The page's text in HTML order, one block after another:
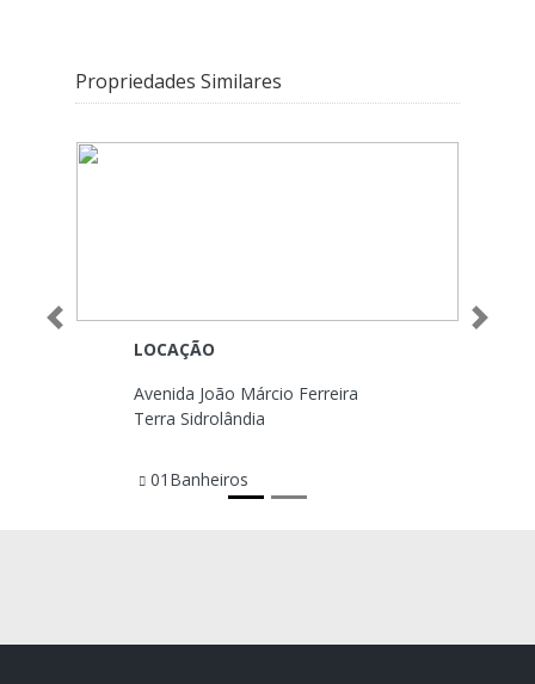
Propriedades Similares
LOCAÇÃO
Avenida João Márcio Ferreira
Terra Sidrolândia
01Banheiros
Anterior Próximo